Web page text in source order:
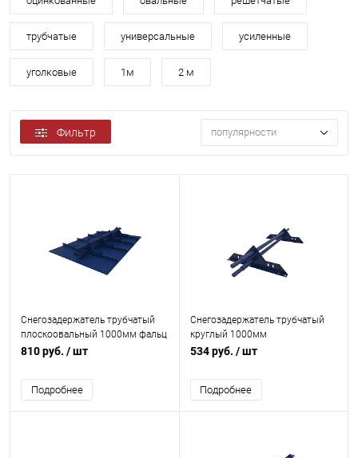
трубчатые универсальные усиленные
уголковые 1м 2 м
Фильтр популярности
Снегозадержатель трубчатый
плоскоовальный 1000мм фальц
40x20-1,0-2,0-2 оцинкованная
покрытием RAL 5002
810 руб. / шт
Подробнее
Снегозадержатель трубчатый
круглый 1000мм
универсальный 25-1,0-1,0-2
порошковым покрытием RAL
5002
534 руб. / шт
Подробнее